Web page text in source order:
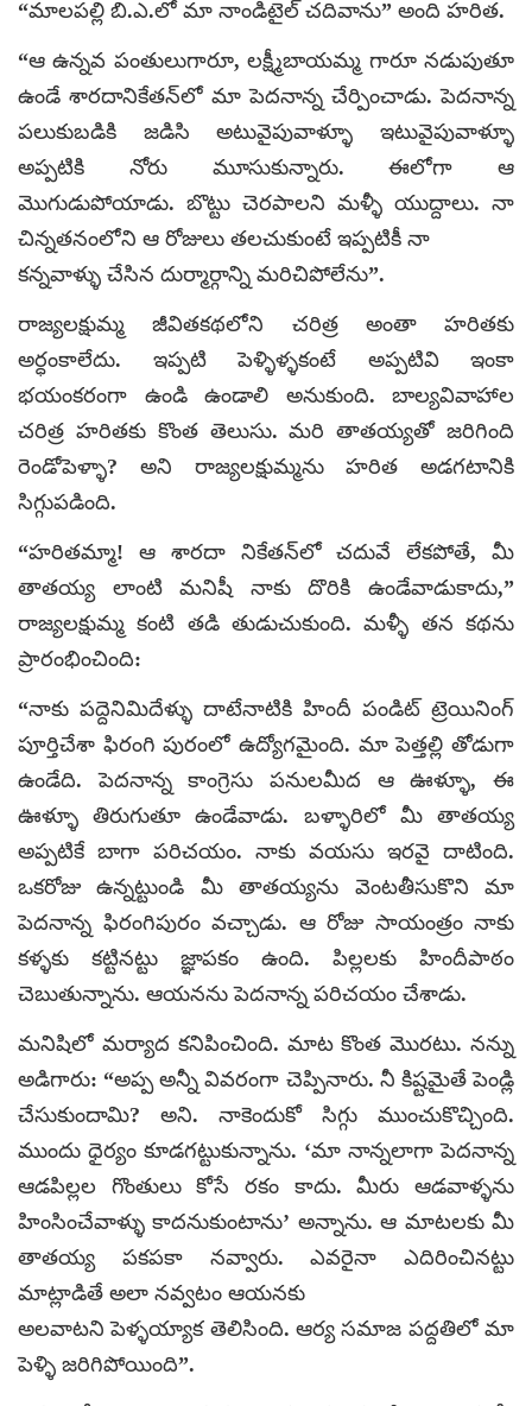
“మాలపల్లి బి.ఎ.లో మా నాండిటైల్‌ చదివాను” అంది హరిత.
“ఆ ఉన్నవ పంతులుగారూ, లక్ష్మీబాయమ్మ గారూ నడుపుతూ
ఉండే శారదానికేతన్‌లో మా పెదనాన్న చేర్పించాడు. పెదనాన్న
పలుకుబడికి జడిసి అటువైపువాళ్ళూ ఇటువైపువాళ్ళూ
అప్పటికి నోరు మూసుకున్నారు. ఈలోగా ఆ
మొగుడుపోయాడు. బొట్టు చెరపాలని మళ్ళీ యుద్దాలు. నా
చిన్నతనంలోని ఆ రోజులు తలచుకుంటే ఇప్పటికీ నా
కన్నవాళ్ళు చేసిన దుర్మార్గాన్ని మరిచిపోలేను”.
రాజ్యలక్షుమ్మ జీవితకథలోని చరిత్ర అంతా హరితకు
అర్ధంకాలేదు. ఇప్పటి పెళ్ళిళ్ళకంటే అప్పటివి ఇంకా
భయంకరంగా ఉండి ఉండాలి అనుకుంది. బాల్యవివాహాల
చరిత్ర హరితకు కొంత తెలుసు. మరి తాతయ్యతో జరిగింది
రెండోపెళ్ళా? అని రాజ్యలక్షుమ్మను హరిత అడగటానికి
సిగ్గుపడింది.
“హరితమ్మా! ఆ శారదా నికేతన్‌లో చదువే లేకపోతే, మీ
తాతయ్య లాంటి మనిషీ నాకు దొరికి ఉండేవాడుకాదు,”
రాజ్యలక్షుమ్మ కంటి తడి తుడుచుకుంది. మళ్ళీ తన కథను
ప్రారంభించింది:
“నాకు పద్దెనిమిదేళ్ళు దాటేనాటికి హిందీ పండిట్‌ ట్రెయినింగ్‌
పూర్తిచేశా ఫిరంగి పురంలో ఉద్యోగమైంది. మా పెత్తల్లి తోడుగా
ఉండేది. పెదనాన్న కాంగ్రెసు పనులమీద ఆ ఊళ్ళూ, ఈ
ఊళ్ళూ తిరుగుతూ ఉండేవాడు. బళ్ళారిలో మీ తాతయ్య
అప్పటికే బాగా పరిచయం. నాకు వయసు ఇరవై దాటింది.
ఒకరోజు ఉన్నట్టుండి మీ తాతయ్యను వెంటతీసుకొని మా
పెదనాన్న ఫిరంగిపురం వచ్చాడు. ఆ రోజు సాయంత్రం నాకు
కళ్ళకు కట్టినట్టు జ్ఞాపకం ఉంది. పిల్లలకు హిందీపాఠం
చెబుతున్నాను. ఆయనను పెదనాన్న పరిచయం చేశాడు.
మనిషిలో మర్యాద కనిపించింది. మాట కొంత మొరటు. నన్ను
అడిగారు: “అప్ప అన్నీ వివరంగా చెప్పినారు. నీ కిష్టమైతే పెండ్లి
చేసుకుందామి? అని. నాకెందుకో సిగ్గు ముంచుకొచ్చింది.
ముందు ధైర్యం కూడగట్టుకున్నాను. ‘మా నాన్నలాగా పెదనాన్న
ఆడపిల్లల గొంతులు కోసే రకం కాదు. మీరు ఆడవాళ్ళను
హింసించేవాళ్ళు కాదనుకుంటాను’ అన్నాను. ఆ మాటలకు మీ
తాతయ్య పకపకా నవ్వారు. ఎవరైనా ఎదిరించినట్టు
మాట్లాడితే అలా నవ్వటం ఆయనకు
అలవాటని పెళ్ళయ్యాక తెలిసింది. ఆర్య సమాజ పద్దతిలో మా
పెళ్ళి జరిగిపోయింది”.